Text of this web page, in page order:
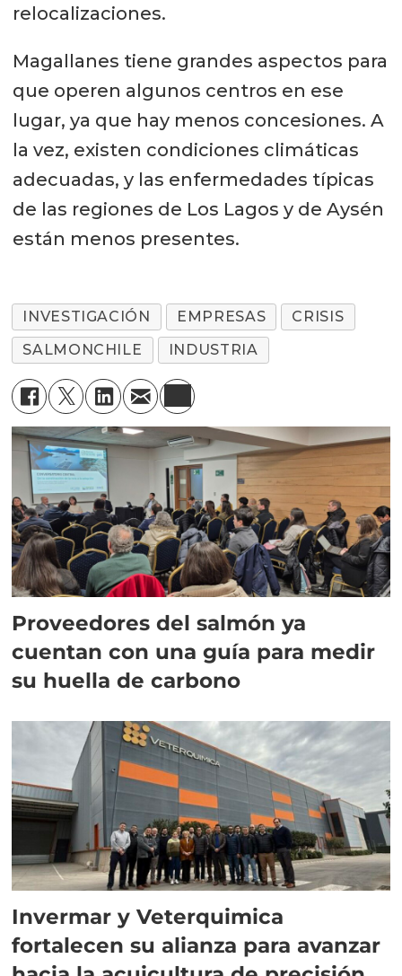
relocalizaciones.
Magallanes tiene grandes aspectos para
que operen algunos centros en ese
lugar, ya que hay menos concesiones. A
la vez, existen condiciones climáticas
adecuadas, y las enfermedades típicas
de las regiones de Los Lagos y de Aysén
están menos presentes.
INVESTIGACIÓN EMPRESAS
CRISIS
SALMONCHILE
INDUSTRIA
Proveedores del salmón ya
cuentan con una guía para medir
su huella de carbono
Invermar y Veterquimica
fortalecen su alianza para avanzar